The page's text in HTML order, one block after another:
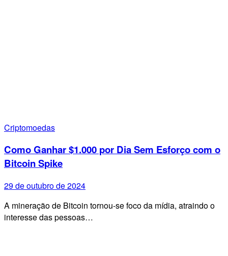
Criptomoedas
Como Ganhar $1.000 por Dia Sem Esforço com o
Bitcoin Spike
29 de outubro de 2024
A mineração de Bitcoin tornou-se foco da mídia, atraindo o
interesse das pessoas…